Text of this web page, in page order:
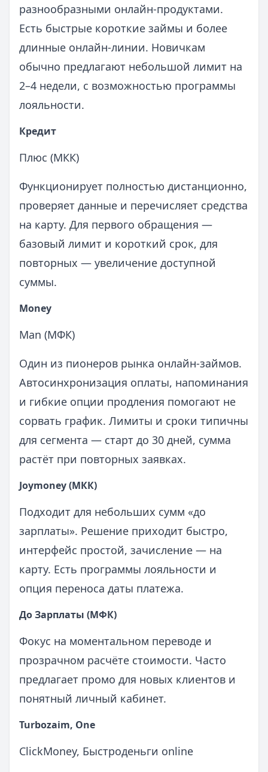
разнообразными онлайн‑продуктами.
Есть быстрые короткие займы и более
длинные онлайн‑линии. Новичкам
обычно предлагают небольшой лимит на
2–4 недели, с возможностью программы
лояльности.
Кредит
Плюс (МКК)
Функционирует полностью дистанционно,
проверяет данные и перечисляет средства
на карту. Для первого обращения —
базовый лимит и короткий срок, для
повторных — увеличение доступной
суммы.
Money
Man (МФК)
Один из пионеров рынка онлайн‑займов.
Автосинхронизация оплаты, напоминания
и гибкие опции продления помогают не
сорвать график. Лимиты и сроки типичны
для сегмента — старт до 30 дней, сумма
растёт при повторных заявках.
Joymoney (МКК)
Подходит для небольших сумм «до
зарплаты». Решение приходит быстро,
интерфейс простой, зачисление — на
карту. Есть программы лояльности и
опция переноса даты платежа.
До Зарплаты (МФК)
Фокус на моментальном переводе и
прозрачном расчёте стоимости. Часто
предлагает промо для новых клиентов и
понятный личный кабинет.
Turbozaim, One
ClickMoney, Быстроденьги online